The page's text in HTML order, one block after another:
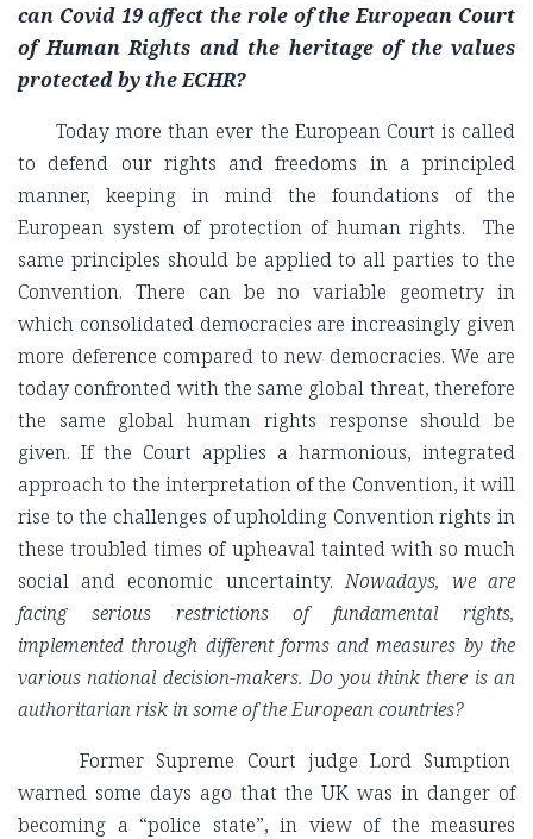
can Covid 19 affect the role of the European Court
of Human Rights and the heritage of the values
protected by the ECHR?
Today more than ever the European Court is called
to defend our rights and freedoms in a principled
manner, keeping in mind the foundations of the
European system of protection of human rights. The
same principles should be applied to all parties to the
Convention. There can be no variable geometry in
which consolidated democracies are increasingly given
more deference compared to new democracies. We are
today confronted with the same global threat, therefore
the same global human rights response should be
given. If the Court applies a harmonious, integrated
approach to the interpretation of the Convention, it will
rise to the challenges of upholding Convention rights in
these troubled times of upheaval tainted with so much
social and economic uncertainty.Nowadays, we are
facing serious restrictions of fundamental rights,
implemented through different forms and measures by the
various national decision-makers. Do you think there is an
authoritarian risk in some of the European countries?
Former Supreme Court judge Lord Sumption
warned some days ago that the UK was in danger of
becoming a “police state”, in view of the measures